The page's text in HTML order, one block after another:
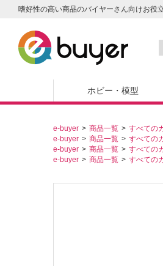
嗜好性の高い商品のバイヤーさん向けお役
ホビー・模型
e-buyer 商品一覧 すべての
e-buyer
商品一覧 すべての
e-buyer
商品一覧 すべての
e-buyer
商品一覧 すべての